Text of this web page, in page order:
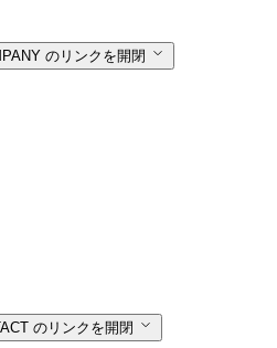
のリンクを開閉
のリンクを開閉